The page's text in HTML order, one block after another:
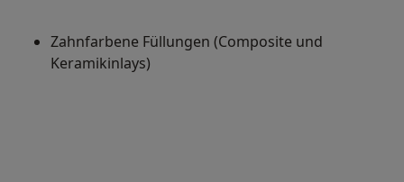
Zahnfarbene Füllungen (Composite und
Keramikinlays)